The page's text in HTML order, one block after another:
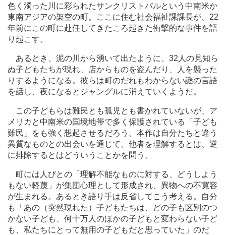
色く濁った川に彩られたサンクリストバルという中南米か
東南アジアの架空の町。ここに住む社会福祉課課長が、22
年前にこの町に赴任してきたころ起きた衝撃的な事件を語
り起こす。
あるとき、泥の川から湧いて出たように、32人の見知ら
ぬ子どもたちが現れ、店からものを盗んだり、人を襲った
りするようになる。彼らは町のだれもわからない謎の言語
を話し、夜になるとジャングルに消えていくようだ。
この子どもらは難民とも孤児とも書かれていないが、ア
メリカと中南米の国境地帯で多く保護されている「子ども
難民」をも強く想起させるだろう。本作は自分たちと違う
異質なものとの出会いを通じて、他者を理解するとは、逆
に排除するとはどういうことかを問う。
町には人びとの「理解不能なものに対する、どうしよう
もない軽蔑」が集団心理として形成され、異物への不寛容
が生まれる。あるとき語り手は反省してこう考える。自分
も「あの（突然現れた）子どもたちは、どの子も区別のつ
かない子ども、何十万人のほかの子どもと変わらない子ど
も、私たちにとって無用の子どもだと思っていた」のだ